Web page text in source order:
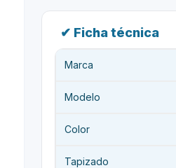
✔ Ficha técnica
Marca
Modelo
Color
Tapizado